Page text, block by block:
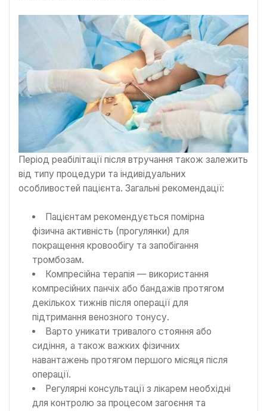
Період реабілітації після втручання також залежить
від типу процедури та індивідуальних
особливостей пацієнта. Загальні рекомендації:
Пацієнтам рекомендується помірна
фізична активність (прогулянки) для
покращення кровообігу та запобігання
тромбозам.
Компресійна терапія — використання
компресійних панчіх або бандажів протягом
декількох тижнів після операції для
підтримання венозного тонусу.
Варто уникати тривалого стояння або
сидіння, а також важких фізичних
навантажень протягом першого місяця після
операції.
Регулярні консультації з лікарем необхідні
для контролю за процесом загоєння та